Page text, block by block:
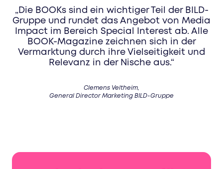
„Die BOOKs sind ein wichtiger Teil der BILD-
Gruppe und rundet das Angebot von Media
Impact im Bereich Special Interest ab. Alle
BOOK-Magazine zeichnen sich in der
Vermarktung durch ihre Vielseitigkeit und
Relevanz in der Nische aus.“
Clemens Veltheim,
General Director Marketing BILD-Gruppe